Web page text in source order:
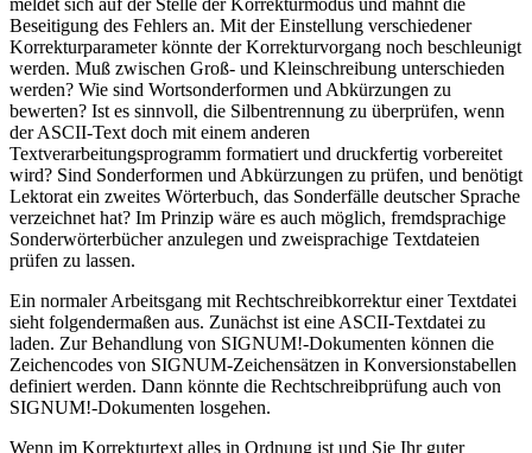
Beseitigung des Fehlers an. Mit der Einstellung verschiedener
Korrekturparameter könnte der Korrekturvorgang noch beschleunigt
werden. Muß zwischen Groß- und Kleinschreibung unterschieden
werden? Wie sind Wortsonderformen und Abkürzungen zu
bewerten? Ist es sinnvoll, die Silbentrennung zu überprüfen, wenn
der ASCII-Text doch mit einem anderen
Textverarbeitungsprogramm formatiert und druckfertig vorbereitet
wird? Sind Sonderformen und Abkürzungen zu prüfen, und benötigt
Lektorat ein zweites Wörterbuch, das Sonderfälle deutscher Sprache
verzeichnet hat? Im Prinzip wäre es auch möglich, fremdsprachige
Sonderwörterbücher anzulegen und zweisprachige Textdateien
prüfen zu lassen.
Ein normaler Arbeitsgang mit Rechtschreibkorrektur einer Textdatei
sieht folgendermaßen aus. Zunächst ist eine ASCII-Textdatei zu
laden. Zur Behandlung von SIGNUM!-Dokumenten können die
Zeichencodes von SIGNUM-Zeichensätzen in Konversionstabellen
definiert werden. Dann könnte die Rechtschreibprüfung auch von
SIGNUM!-Dokumenten losgehen.
Wenn im Korrekturtext alles in Ordnung ist und Sie Ihr guter